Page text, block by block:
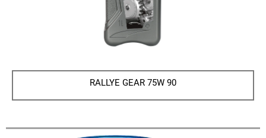
RALLYE GEAR 75W 90